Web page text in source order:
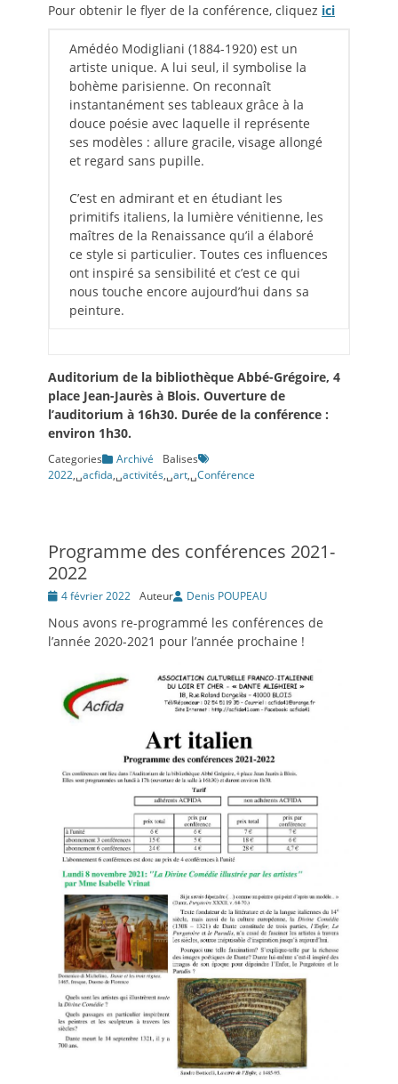
Pour obtenir le flyer de la conférence, cliquez ici
Amédéo Modigliani (1884-1920) est un
artiste unique. A lui seul, il symbolise la
bohème parisienne. On reconnaît
instantanément ses tableaux grâce à la
douce poésie avec laquelle il représente
ses modèles : allure gracile, visage allongé
et regard sans pupille.
C’est en admirant et en étudiant les
primitifs italiens, la lumière vénitienne, les
maîtres de la Renaissance qu’il a élaboré
ce style si particulier. Toutes ces influences
ont inspiré sa sensibilité et c’est ce qui
nous touche encore aujourd’hui dans sa
peinture.
Auditorium de la bibliothèque Abbé-Grégoire, 4
place Jean-Jaurès à Blois. Ouverture de
l’auditorium à 16h30. Durée de la conférence :
environ 1h30.
Categories Archivé
Balises
2022,␣acfida,␣activités,␣art,␣Conférence
Programme des conférences 2021-
2022
Posté4 février 2022 Auteur Denis POUPEAU
Nous avons re-programmé les conférences de
l’année 2020-2021 pour l’année prochaine !